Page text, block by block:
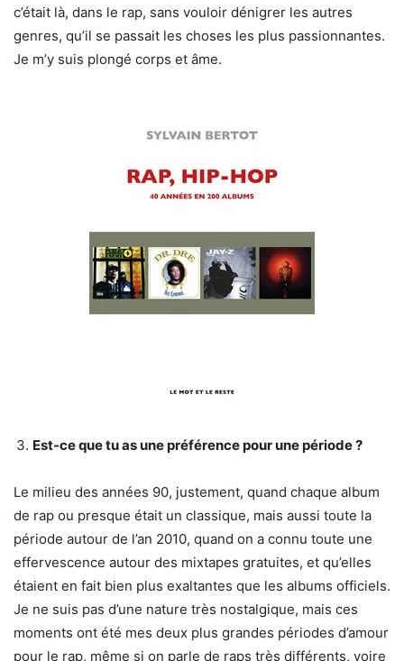
c’était là, dans le rap, sans vouloir dénigrer les autres
genres, qu’il se passait les choses les plus passionnantes.
Je m’y suis plongé corps et âme.
Est-ce que tu as une préférence pour une période ?
Le milieu des années 90, justement, quand chaque album
de rap ou presque était un classique, mais aussi toute la
période autour de l’an 2010, quand on a connu toute une
effervescence autour des mixtapes gratuites, et qu’elles
étaient en fait bien plus exaltantes que les albums officiels.
Je ne suis pas d’une nature très nostalgique, mais ces
moments ont été mes deux plus grandes périodes d’amour
pour le rap, même si on parle de raps très différents, voire